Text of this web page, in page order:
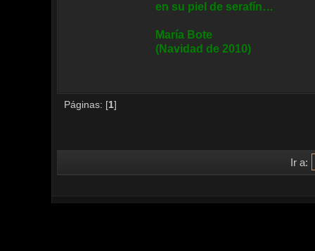
en su piel de serafín…
María Bote
(Navidad de 2010)
Páginas: [1]
Ir a: